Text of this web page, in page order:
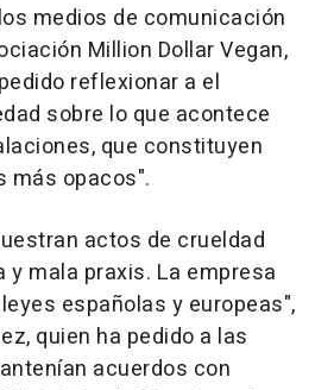
medios de comunicación
Million Dollar Vegan,
reflexionar a el
sobre lo que acontece
que constituyen
más opacos".
actos de crueldad
y mala praxis. La empresa
españolas y europeas",
quien ha pedido a las
acuerdos con